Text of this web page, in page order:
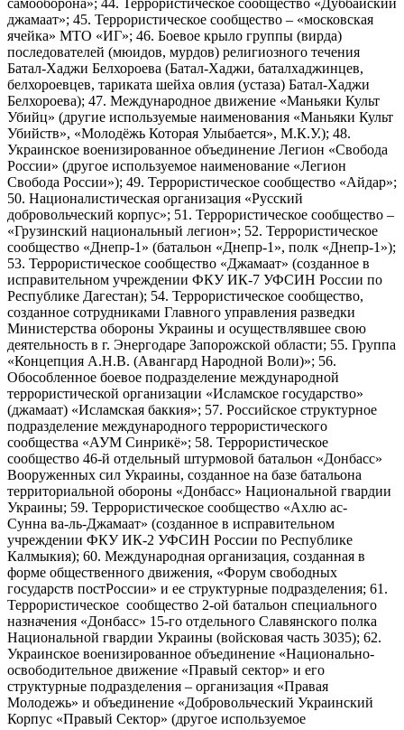
самооборона»; 44. Террористическое сообщество «Дуббайский
джамаат»; 45. Террористическое сообщество – «московская
ячейка» МТО «ИГ»; 46. Боевое крыло группы (вирда)
последователей (мюидов, мурдов) религиозного течения
Батал-Хаджи Белхороева (Батал-Хаджи, баталхаджинцев,
белхороевцев, тариката шейха овлия (устаза) Батал-Хаджи
Белхороева); 47. Международное движение «Маньяки Культ
Убийц» (другие используемые наименования «Маньяки Культ
Убийств», «Молодёжь Которая Улыбается», М.К.У.); 48.
Украинское военизированное объединение Легион «Свобода
России» (другое используемое наименование «Легион
Свобода России»); 49. Террористическое сообщество «Айдар»;
50. Националистическая организация «Русский
добровольческий корпус»; 51. Террористическое сообщество –
«Грузинский национальный легион»; 52. Террористическое
сообщество «Днепр-1» (батальон «Днепр-1», полк «Днепр-1»);
53. Террористическое сообщество «Джамаат» (созданное в
исправительном учреждении ФКУ ИК-7 УФСИН России по
Республике Дагестан); 54. Террористическое сообщество,
созданное сотрудниками Главного управления разведки
Министерства обороны Украины и осуществлявшее свою
деятельность в г. Энергодаре Запорожской области; 55. Группа
«Концепция А.Н.В. (Авангард Народной Воли)»; 56.
Обособленное боевое подразделение международной
террористической организации «Исламское государство»
(джамаат) «Исламская баккия»; 57. Российское структурное
подразделение международного террористического
сообщества «АУМ Синрикё»; 58. Террористическое
сообщество 46-й отдельный штурмовой батальон «Донбасс»
Вооруженных сил Украины, созданное на базе батальона
территориальной обороны «Донбасс» Национальной гвардии
Украины; 59. Террористическое сообщество «Ахлю ас-
Сунна ва-ль-Джамаат» (созданное в исправительном
учреждении ФКУ ИК-2 УФСИН России по Республике
Калмыкия); 60. Международная организация, созданная в
форме общественного движения, «Форум свободных
государств постРоссии» и ее структурные подразделения; 61.
Террористическое сообщество 2-ой батальон специального
назначения «Донбасс» 15-го отдельного Славянского полка
Национальной гвардии Украины (войсковая часть 3035); 62.
Украинское военизированное объединение «Национально-
освободительное движение «Правый сектор» и его
структурные подразделения – организация «Правая
Молодежь» и объединение «Добровольческий Украинский
Корпус «Правый Сектор» (другое используемое